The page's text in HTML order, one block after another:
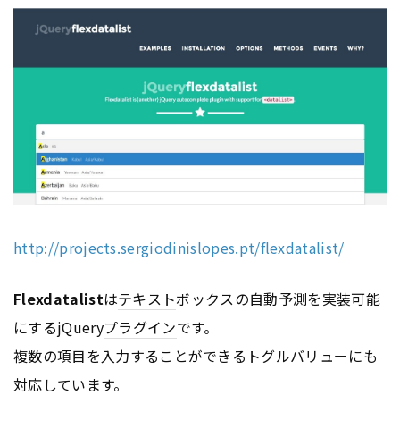
http://projects.sergiodinislopes.pt/flexdatalist/
Flexdatalistはテキストボックスの自動予測を実装可能
にするjQueryプラグインです。
複数の項目を入力することができるトグルバリューにも
対応しています。